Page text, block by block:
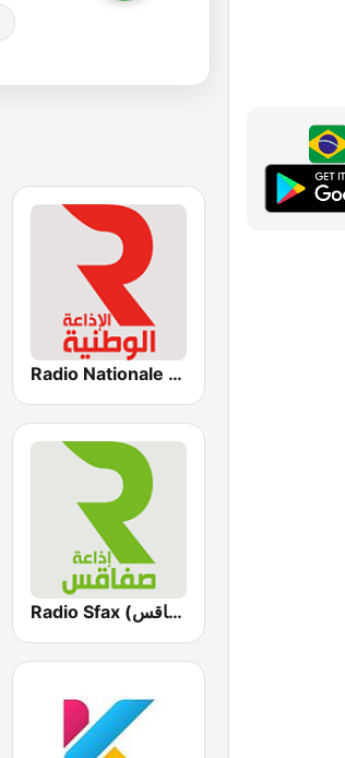
Radio Nationale (الإذاعة الوطنية)
Radio Sfax (إذاعة صفاقس)